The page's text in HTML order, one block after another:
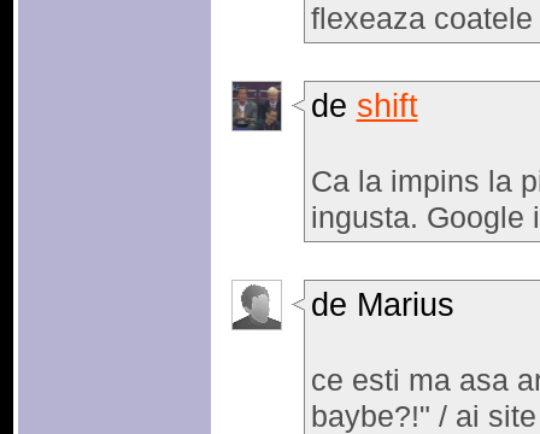
flexeaza
de shift
Ca la impins la
ingusta. Google
de Marius
ce esti ma asa
baybe?!" / ai